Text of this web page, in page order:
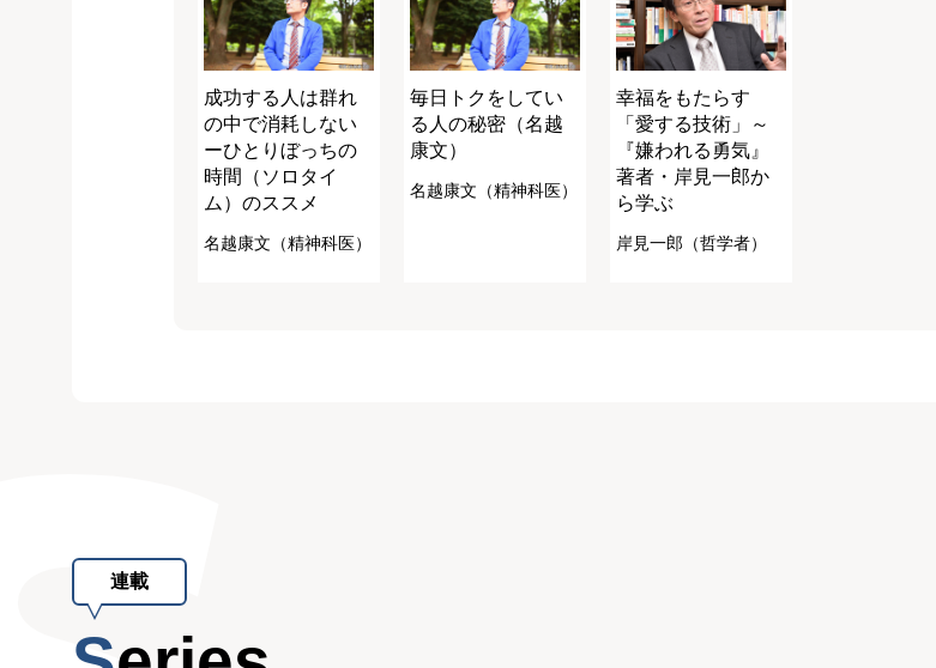
成功する人は群れ
の中で消耗しない
ーひとりぼっちの
時間（ソロタイ
ム）のススメ
名越康文（精神科医）
毎日トクをしてい
る人の秘密（名越
康文）
名越康文（精神科医）
幸福をもたらす
「愛する技術」～
『嫌われる勇気』
著者・岸見一郎か
ら学ぶ
岸見一郎（哲学者）
連載